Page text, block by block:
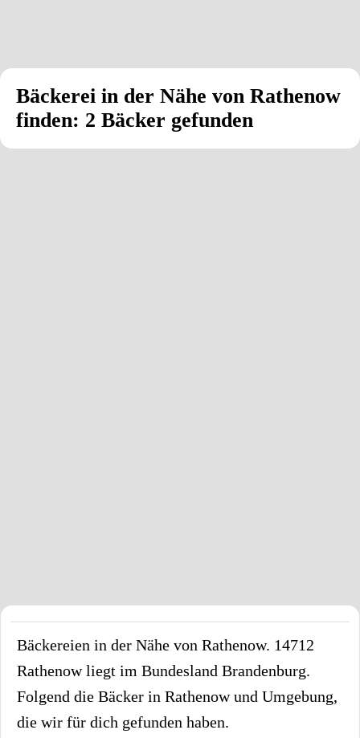
Bäckerei in der Nähe von Rathenow
finden: 2 Bäcker gefunden
Bäckereien in der Nähe von Rathenow. 14712
Rathenowliegt im Bundesland Brandenburg.
Folgend die Bäcker in Rathenowund Umgebung,
die wir für dich gefunden haben.